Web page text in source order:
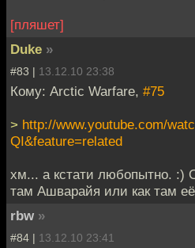
[пляшет]
Duke »
#83 | 13.12.10 23:38
Кому: Arctic Warfare, #75
> http://www.youtube.com/
QI&feature=related
хм... а кстати любопытно. :)
там Ашварайя или как там
rbw »
#84 | 13.12.10 23:41